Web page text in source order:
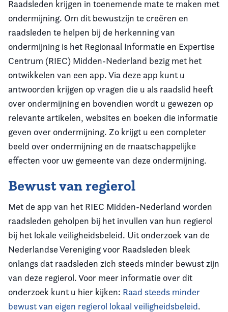
Raadsleden krijgen in toenemende mate te maken met
ondermijning. Om dit bewustzijn te creëren en
raadsleden te helpen bij de herkenning van
ondermijning is het Regionaal Informatie en Expertise
Centrum (RIEC) Midden-Nederland bezig met het
ontwikkelen van een app. Via deze app kunt u
antwoorden krijgen op vragen die u als raadslid heeft
over ondermijning en bovendien wordt u gewezen op
relevante artikelen, websites en boeken die informatie
geven over ondermijning. Zo krijgt u een completer
beeld over ondermijning en de maatschappelijke
effecten voor uw gemeente van deze ondermijning.
Bewust van regierol
Met de app van het RIEC Midden-Nederland worden
raadsleden geholpen bij het invullen van hun regierol
bij het lokale veiligheidsbeleid. Uit onderzoek van de
Nederlandse Vereniging voor Raadsleden bleek
onlangs dat raadsleden zich steeds minder bewust zijn
van deze regierol. Voor meer informatie over dit
onderzoek kunt u hier kijken: Raad steeds minder
bewust van eigen regierol lokaal veiligheidsbeleid.